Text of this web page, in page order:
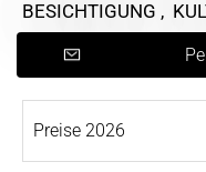
BESICHTIGUNG ,